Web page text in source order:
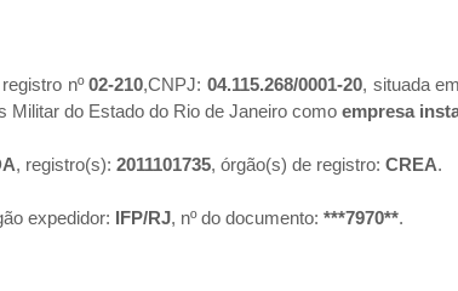
registro nº02-210,CNPJ:04.115.268/0001-20, situada em
Militar do Estado do Rio de Janeiro como empresa
, registro(s): 2011101735, órgão(s) de registro: CREA.
expedidor: IFP/RJ, nº do documento: ***7970**.